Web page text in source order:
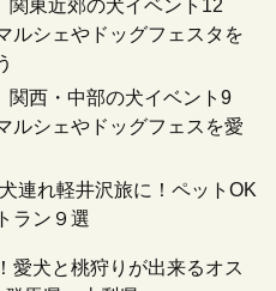
関東近郊の犬イベント12
ルシェやドッグフェスタを
関西・中部の犬イベント9
ルシェやドッグフェスを愛
連れ軽井沢旅に！ペットOK
ラン９選
愛犬と桃狩りが出来るオス